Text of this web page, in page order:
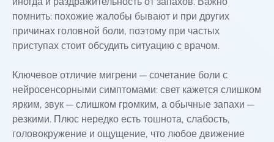
помнить: похожие жалобы бывают и при других
причинах головной боли, поэтому при частых
приступах стоит обсудить ситуацию с врачом.
Ключевое отличие мигрени — сочетание боли с
нейросенсорными симптомами: свет кажется слишком
ярким, звук — слишком громким, а обычные запахи —
резкими. Плюс нередко есть тошнота, слабость,
головокружение и ощущение, что любое движение